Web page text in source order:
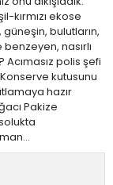
kırmızı ekose
güneşin, bulutların,
nasırlı
polis şefi
kutusunu
hazır
Pakize